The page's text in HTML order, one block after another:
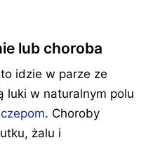
lub choroba
idzie w parze ze
luki w naturalnym polu
. Choroby
żalu i